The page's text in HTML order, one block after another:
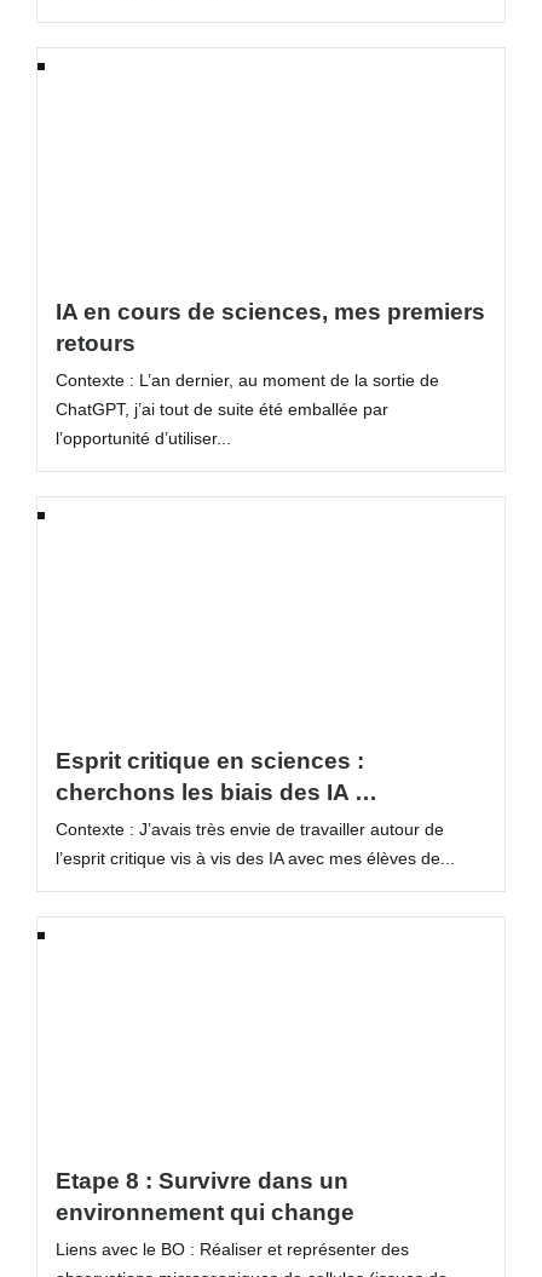
IA en cours de sciences, mes premiers
retours
Contexte : L’an dernier, au moment de la sortie de
ChatGPT, j’ai tout de suite été emballée par
l’opportunité d’utiliser...
Esprit critique en sciences :
cherchons les biais des IA …
Contexte : J’avais très envie de travailler autour de
l’esprit critique vis à vis des IA avec mes élèves de...
Etape 8 : Survivre dans un
environnement qui change
Liens avec le BO : Réaliser et représenter des